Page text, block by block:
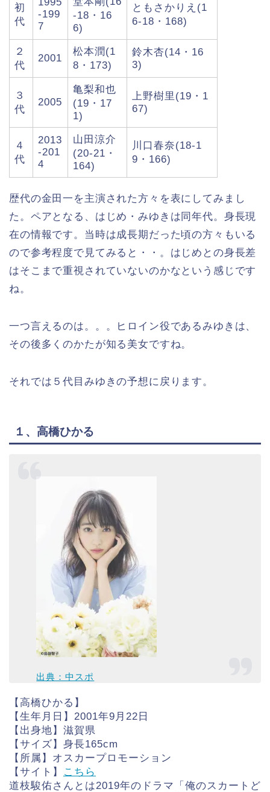
初
代
-199
7
-18・16
6)
ともさかりえ(1
6-18・168)
２
代
2001
松本潤(1
8・173)
鈴木杏(14・16
3)
３
代
2005
亀梨和也
(19・17
1)
上野樹里(19・1
67)
４
代
2013
-201
4
山田涼介
(20-21・
164)
川口春奈(18-1
9・166)
歴代の金田一を主演された方々を表にしてみまし
た。ペアとなる、はじめ・みゆきは同年代。身長現
在の情報です。当時は成長期だった頃の方々もいる
ので参考程度で見てみると・・。はじめとの身長差
はそこまで重視されていないのかなという感じです
ね。
一つ言えるのは。。。ヒロイン役であるみゆきは、
その後多くのかたが知る美女ですね。
それでは５代目みゆきの予想に戻ります。
１、高橋ひかる
出典：中スポ
【高橋ひかる】
【生年月日】2001年9月22日
【出身地】滋賀県
【サイズ】身長165cm
【所属】オスカープロモーション
【サイト】
こちら
道枝駿佑さんとは2019年のドラマ「俺のスカートど